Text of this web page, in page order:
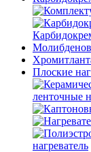
Плоские
ленточные
нагреватель